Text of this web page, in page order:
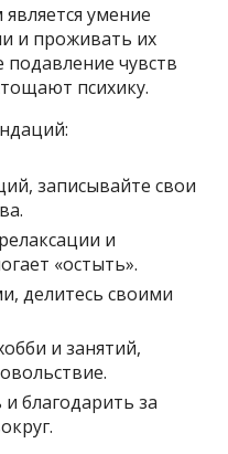
умение
и проживать их
подавление чувств
психику.
записывайте свои
и
«остыть».
делитесь своими
и занятий,
благодарить за